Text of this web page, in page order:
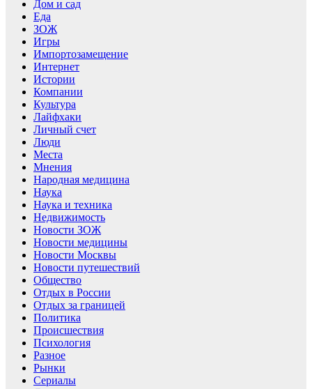
Дом и сад
Еда
ЗОЖ
Игры
Импортозамещение
Интернет
Истории
Компании
Культура
Лайфхаки
Личный счет
Люди
Места
Мнения
Народная медицина
Наука
Наука и техника
Недвижимость
Новости ЗОЖ
Новости медицины
Новости Москвы
Новости путешествий
Общество
Отдых в России
Отдых за границей
Политика
Происшествия
Психология
Разное
Рынки
Сериалы